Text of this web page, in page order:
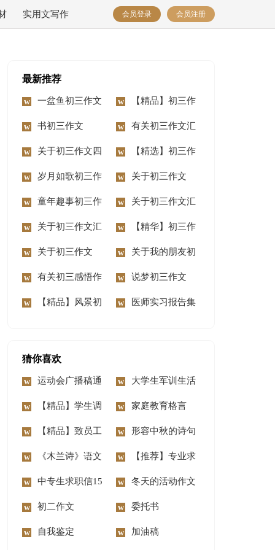
实用文写作 会员登录 会员注册
最新推荐
一盆鱼初三作文 【精品】初三作
文合集七篇
书初三作文 有关初三作文汇
编九篇
关于初三作文四
篇
【精选】初三作
文汇总十篇
岁月如歌初三作
文
关于初三作文
300字三篇
童年趣事初三作
文10篇
关于初三作文汇
编7篇
关于初三作文汇
编10篇
【精华】初三作
文集锦10篇
关于初三作文
300字汇编4篇
关于我的朋友初
三作文汇编9篇
有关初三感悟作
文300字4篇
说梦初三作文
【精品】风景初 医师实习报告集
猜你喜欢
运动会广播稿通
用15篇
大学生军训生活
心得体会
【精品】学生调
查报告集合六篇
家庭教育格言
【精品】致员工
家属的慰问信3篇
形容中秋的诗句
《木兰诗》语文
教案
【推荐】专业求
职信模板合集六篇
中专生求职信15
篇
冬天的活动作文
初二作文 委托书
自我鉴定 加油稿